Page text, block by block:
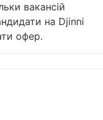
вакансій
на Djinni
офер.